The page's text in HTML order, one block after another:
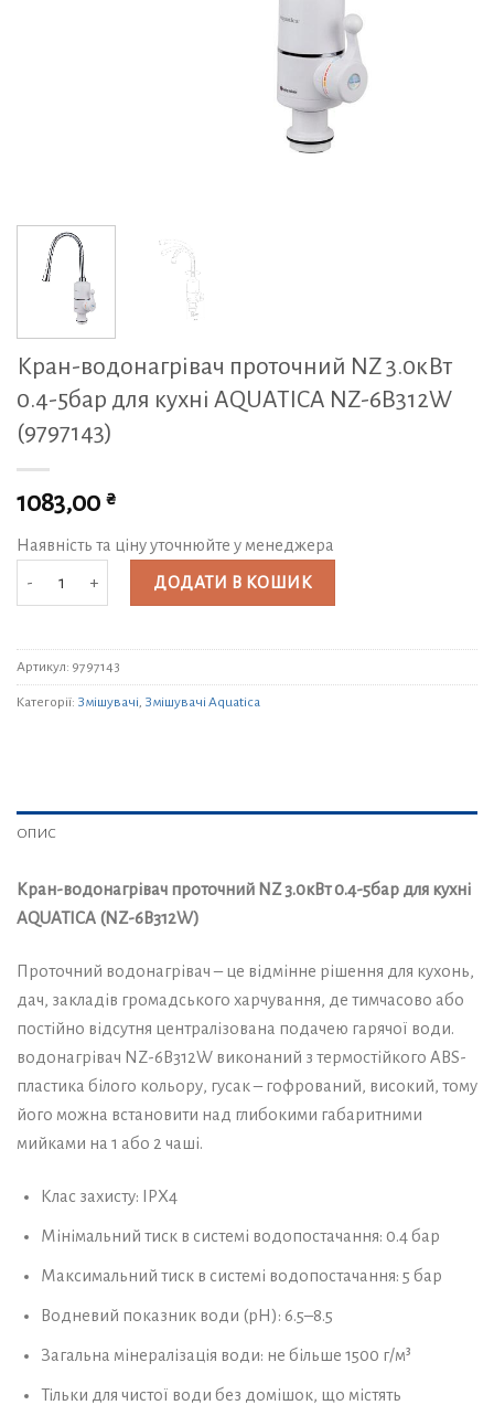
Кран-водонагрівач проточний NZ 3.0кВт
0.4-5бар для кухні AQUATICA NZ-6B312W
(9797143)
1083,00 ₴
Наявність та ціну уточнюйте у менеджера
ДОДАТИ В КОШИК
Артикул: 9797143
Категорії: Змішувачі Змішувачі Aquatica
ОПИС
Кран-водонагрівач проточний NZ 3.0кВт 0.4-5бар для кухні
AQUATICA (NZ-6B312W)
Проточний водонагрівач – це відмінне рішення для кухонь,
дач, закладів громадського харчування, де тимчасово або
постійно відсутня централізована подачею гарячої води.
водонагрівач NZ-6B312W виконаний з термостійкого ABS-
пластика білого кольору, гусак – гофрований, високий, тому
його можна встановити над глибокими габаритними
мийками на 1 або 2 чаші.
Клас захисту: IPX4
Мінімальний тиск в системі водопостачання: 0.4 бар
Максимальний тиск в системі водопостачання: 5 бар
Водневий показник води (pH): 6.5–8.5
Загальна мінералізація води: не більше 1500 г/м³
Тільки для чистої води без домішок, що містять